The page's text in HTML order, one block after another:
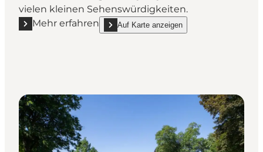
vielen kleinen Sehenswürdigkeiten.
Mehr erfahren
Mehr erfahren "Die Kurwege beim alten
Auf Karte anzeigen
show Die Kurwege beim alten Sanatorium